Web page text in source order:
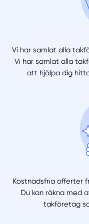
Vi har samlat alla
Vi har samlat alla
att hjälpa dig
Kostnadsfria offerter
Du kan räkna med
takföretag